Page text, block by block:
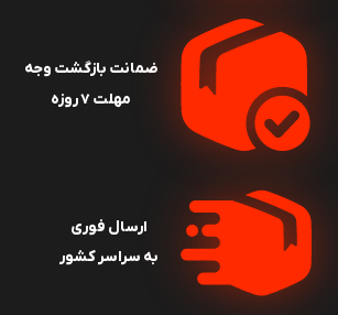
ضمانت بازگشت وجه
مهلت ۷ روزه
ارسال فوری
به سراسر کشور